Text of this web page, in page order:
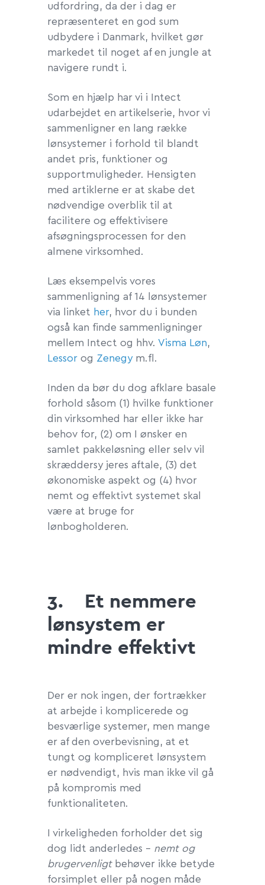
udfordring, da der i dag er
repræsenteret en god sum
udbydere i Danmark, hvilket gør
markedet til noget af en jungle at
navigere rundt i.
Som en hjælp har vi i Intect
udarbejdet en artikelserie, hvor vi
sammenligner en lang række
lønsystemer i forhold til blandt
andet pris, funktioner og
supportmuligheder. Hensigten
med artiklerne er at skabe det
nødvendige overblik til at
facilitere og effektivisere
afsøgningsprocessen for den
almene virksomhed.
Læs eksempelvis vores
sammenligning af 14 lønsystemer
via linket her, hvor du i bunden
også kan finde sammenligninger
mellem Intect og hhv. Visma Løn,
Lessor og Zenegym.fl.
Inden da bør du dog afklare basale
forhold såsom (1) hvilke funktioner
din virksomhed har eller ikke har
behov for, (2) om I ønsker en
samlet pakkeløsning eller selv vil
skræddersy jeres aftale, (3) det
økonomiske aspekt og (4) hvor
nemt og effektivt systemet skal
være at bruge for
lønbogholderen.
3. Et nemmere
lønsystem er
mindre effektivt
Der er nok ingen, der fortrækker
at arbejde i komplicerede og
besværlige systemer, men mange
er af den overbevisning, at et
tungt og kompliceret lønsystem
er nødvendigt, hvis man ikke vil gå
på kompromis med
funktionaliteten.
I virkeligheden forholder det sig
dog lidt anderledes – nemt og
brugervenligt behøver ikke betyde
forsimplet eller på nogen måde